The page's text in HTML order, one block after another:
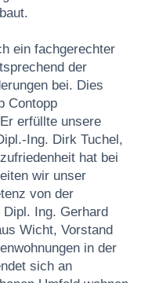
ein fachgerechter
der
bei. Dies
Contopp
erfüllte unsere
Ing. Dirk Tuchel,
hat bei
wir unser
von der
Dipl. Ing. Gerhard
Wicht, Vorstand
in der
sich an